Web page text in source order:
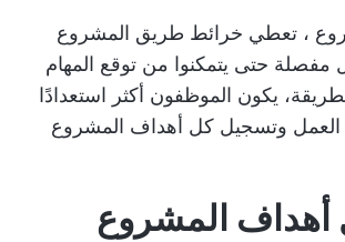
، تعطي خرائط طريق المشروع
حتى يتمكنوا من توقع المهام
يكون الموظفون أكثر استعدادًا
العمل وتسجيل كل أهداف المشروع
أهداف المشروع